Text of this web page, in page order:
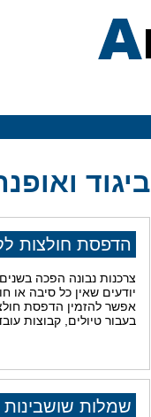
ביגוד
הדפסת חולצות
צרכנות נבונה הפכה
יודעים שאין כל סיבה או
אפשר להזמין הדפסת
בעבור טיולים, קבוצות
שמלות